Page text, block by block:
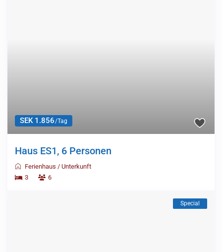
SEK 1.856/Tag
Haus ES1, 6 Personen
Ferienhaus /Unterkunft
3
6
Special